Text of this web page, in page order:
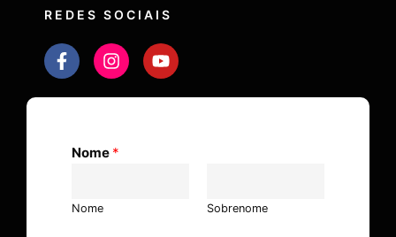
REDES SOCIAIS
Nome *
Nome Sobrenome